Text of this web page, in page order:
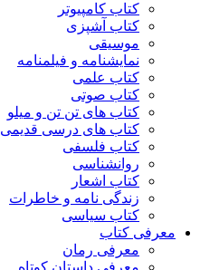
کتاب کامپیوتر
کتاب آشپزی
موسیقی
نمایشنامه و فیلمنامه
کتاب علمی
کتاب صوتی
کتاب های تن تن و میلو
کتاب های درسی قدیمی
کتاب فلسفی
روانشناسی
کتاب اشعار
زندگی نامه و خاطرات
کتاب سیاسی
معرفی کتاب
معرفی رمان
معرفی داستان کوتاه